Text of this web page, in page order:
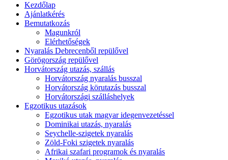
Kezdőlap
Ajánlatkérés
Bemutatkozás
Magunkról
Elérhetőségek
Nyaralás Debrecenből repülővel
Görögország repülővel
Horvátország utazás, szállás
Horvátország nyaralás busszal
Horvátország körutazás busszal
Horvátországi szálláshelyek
Egzotikus utazások
Egzotikus utak magyar idegenvezetéssel
Dominikai utazás, nyaralás
Seychelle-szigetek nyaralás
Zöld-Foki szigetek nyaralás
Afrikai szafari programok és nyaralás